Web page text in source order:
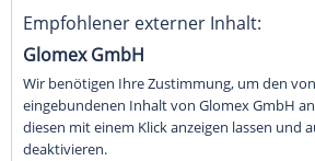
Empfohlener externer Inhalt:
Glomex GmbH
Wir benötigen Ihre Zustimmung, um den
eingebundenen Inhalt von Glomex GmbH
diesen mit einem Klick anzeigen lassen und
deaktivieren.